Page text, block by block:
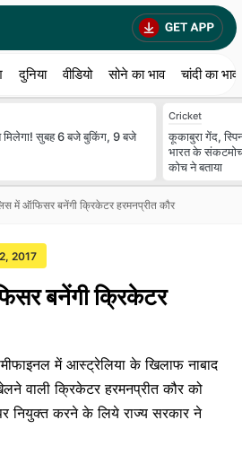
दुनिया वीडियो सोने का भाव चांदी का भाव
सुबह 6 बजे बुकिंग, 9 बजे
Cricket
कूकाबुरा गेंद,
भारत के
कोच ने बताया
में ऑफिसर बनेंगी क्रिकेटर हरमनप्रीत कौर
2017
बनेंगी क्रिकेटर
में आस्ट्रेलिया के खिलाफ नाबाद
वाली क्रिकेटर हरमनप्रीत कौर को
नियुक्त करने के लिये राज्य सरकार ने